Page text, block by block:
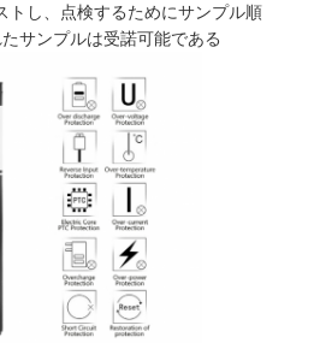
トし、点検するためにサンプル順
サンプルは受諾可能である